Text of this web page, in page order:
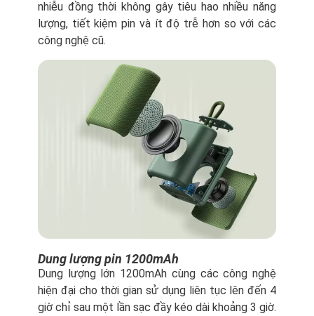
nhiễu đồng thời không gây tiêu hao nhiều năng
lượng, tiết kiệm pin và ít độ trễ hơn so với các
công nghệ cũ.
Dung lượng pin 1200mAh
Dung lượng lớn 1200mAh cùng các công nghệ
hiện đại cho thời gian sử dụng liên tục lên đến 4
giờ chỉ sau một lần sạc đầy kéo dài khoảng 3 giờ.